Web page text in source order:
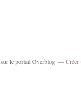
sur le portail Overblog Créer